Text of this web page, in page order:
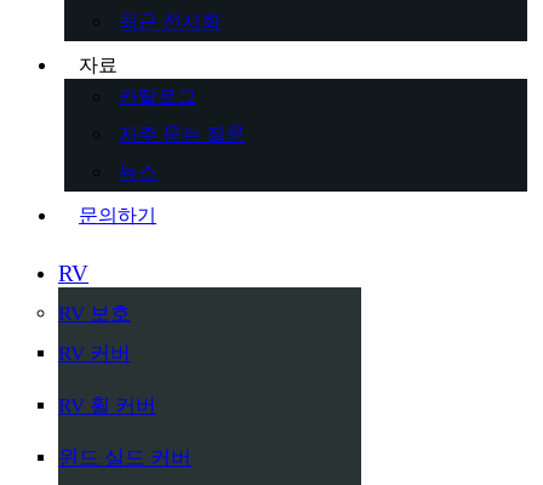
최근 전시회
자료
카탈로그
자주 묻는 질문
뉴스
문의하기
RV
RV 보호
RV 커버
RV 휠 커버
윈드 실드 커버